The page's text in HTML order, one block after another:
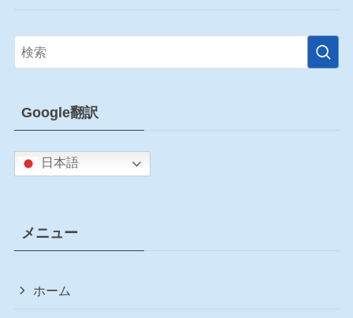
Google翻訳
日本語
メニュー
ホーム